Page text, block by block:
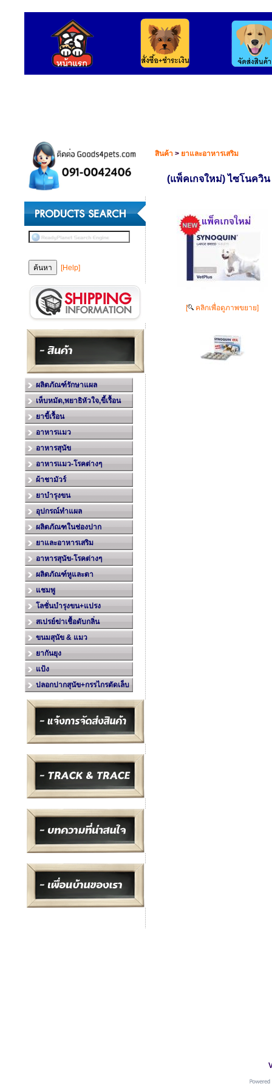
[Help]
ผลิตภัณฑ์รักษาแผล
เห็บหมัด,พยาธิหัวใจ,ขี้เรื้อน
ยาขี้เรื้อน
อาหารแมว
อาหารสุนัข
อาหารแมว-โรคต่างๆ
ผ้าชามัวร์
ยาบำรุงขน
อุปกรณ์ทำแผล
ผลิตภัณฑในช่องปาก
ยาและอาหารเสริม
อาหารสุนัข-โรคต่างๆ
ผลิตภัณฑ์หูและตา
แชมพู
โลชั่นบำรุงขน+แปรง
สเปรย์ฆ่าเชื้อดับกลิ่น
ขนมสุนัข & แมว
ยากันยุง
แป้ง
ปลอกปากสุนัข+กรรไกรตัดเล็บ
สินค้า > ยาและอาหารเสริม
(แพ็คเกจใหม่) ไซโนควิ
[ คลิกเพื่อดูภาพขยาย]